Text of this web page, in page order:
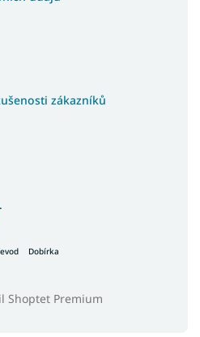
zákazníků
Dobírka
Shoptet Premium